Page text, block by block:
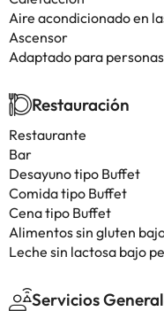
Aire acondicionado en
Ascensor
Adaptado para
Restauración
Restaurante
Bar
Desayuno tipo Buffet
Comida tipo Buffet
Cena tipo Buffet
Alimentos sin gluten
Leche sin lactosa bajo
Servicios